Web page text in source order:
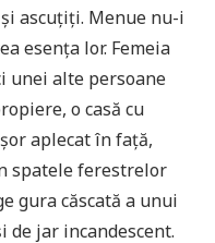
ascuțiți. Menue nu-i
esența lor. Femeia
unei alte persoane
o casă cu
aplecat în față,
spatele ferestrelor
gura căscată a unui
de jar incandescent.